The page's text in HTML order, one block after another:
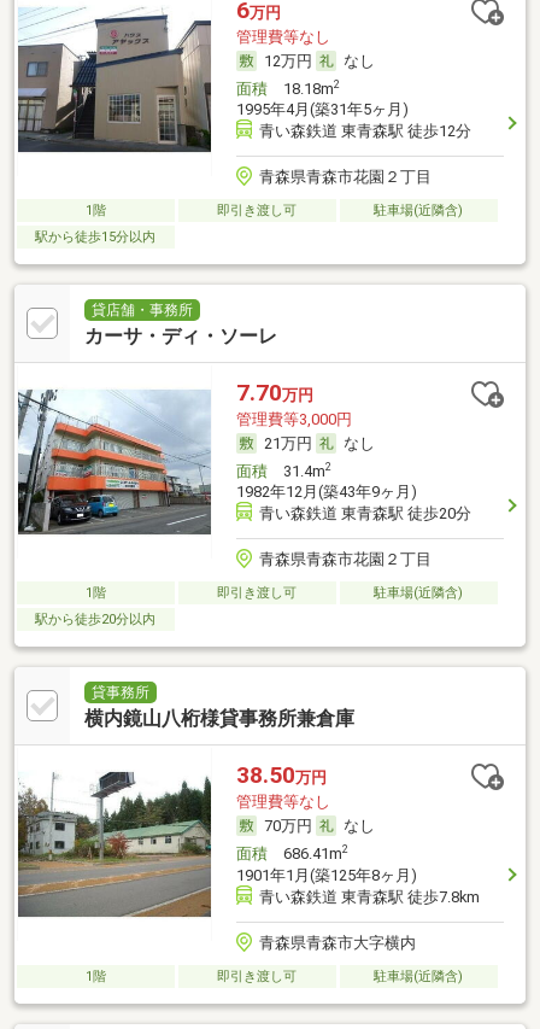
6万円
管理費等なし
12万円
なし
面積18.18m2
1995年4月(築31年5ヶ月)
青い森鉄道 東青森駅 徒歩12分
青森県青森市花園２丁目
1階 即引き渡し可
駐車場(近隣含)
駅から徒歩15分以内
貸店舗・事務所
カーサ・ディ・ソーレ
7.70万円
管理費等3,000円
21万円
なし
面積31.4m2
1982年12月(築43年9ヶ月)
青い森鉄道 東青森駅 徒歩20分
青森県青森市花園２丁目
1階 即引き渡し可
駐車場(近隣含)
駅から徒歩20分以内
貸事務所
横内鏡山八桁様貸事務所兼倉庫
38.50万円
管理費等なし
70万円
なし
面積686.41m2
1901年1月(築125年8ヶ月)
青い森鉄道 東青森駅 徒歩7.8km
青森県青森市大字横内
1階 即引き渡し可 駐車場(近隣含)